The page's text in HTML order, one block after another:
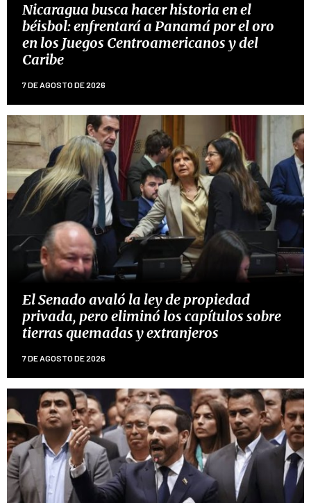
Nicaragua busca hacer historia en el
béisbol: enfrentará a Panamá por el oro
en los Juegos Centroamericanos y del
Caribe
7 DE AGOSTO DE 2026
El Senado avaló la ley de propiedad
privada, pero eliminó los capítulos sobre
tierras quemadas y extranjeros
7 DE AGOSTO DE 2026